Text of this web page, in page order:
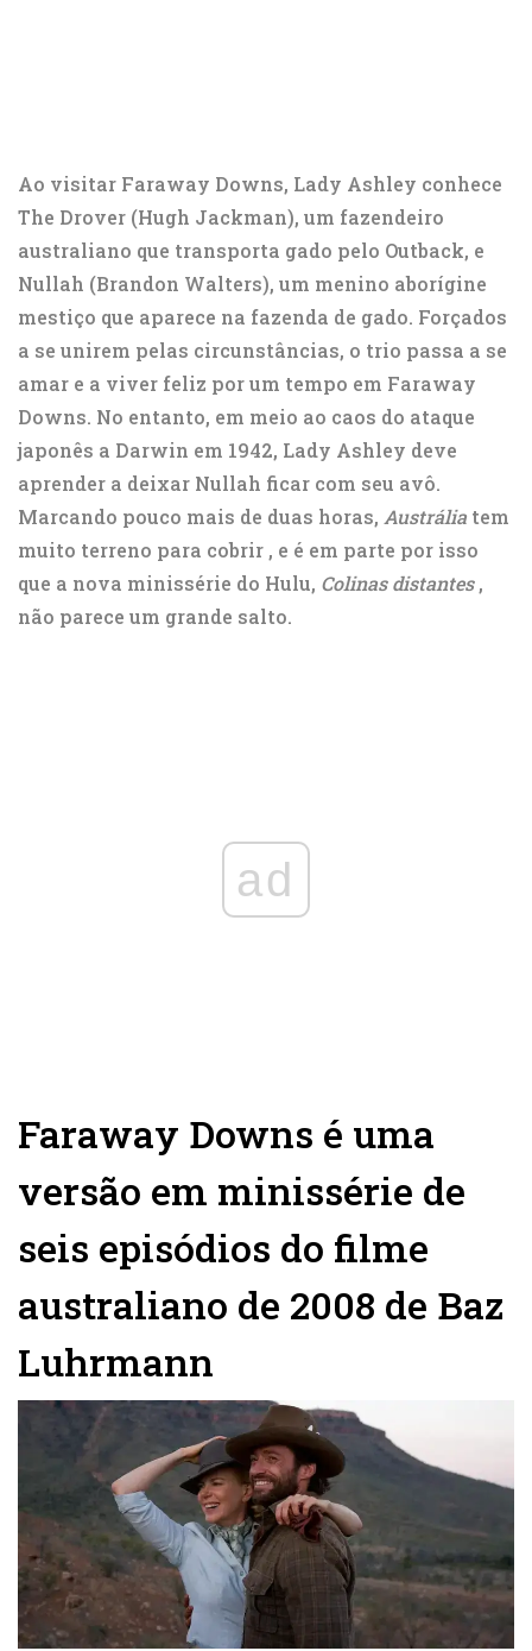
Ao visitar Faraway Downs, Lady Ashley conhece
The Drover (Hugh Jackman), um fazendeiro
australiano que transporta gado pelo Outback, e
Nullah (Brandon Walters), um menino aborígine
mestiço que aparece na fazenda de gado. Forçados
a se unirem pelas circunstâncias, o trio passa a se
amar e a viver feliz por um tempo em Faraway
Downs. No entanto, em meio ao caos do ataque
japonês a Darwin em 1942, Lady Ashley deve
aprender a deixar Nullah ficar com seu avô.
Marcando pouco mais de duas horas, Austrália tem
muito terreno para cobrir , e é em parte por isso
que a nova minissérie do Hulu, Colinas distantes,
não parece um grande salto.
ad
Faraway Downs é uma
versão em minissérie de
seis episódios do filme
australiano de 2008 de Baz
Luhrmann